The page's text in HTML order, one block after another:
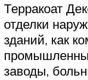
Терракоат
отделки
зданий, как
заводы,